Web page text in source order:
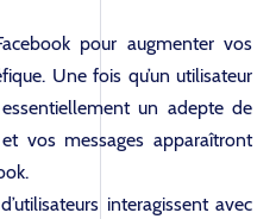
pour augmenter vos
Une fois qu’un utilisateur
un adepte de
vos messages apparaîtront
interagissent avec